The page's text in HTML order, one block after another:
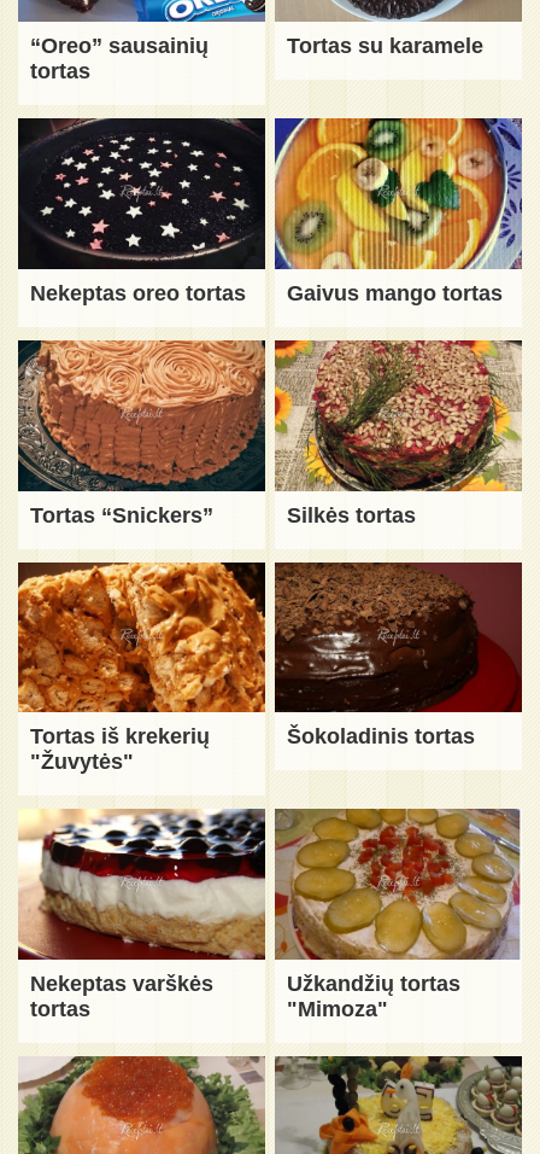
“Oreo” sausainių
tortas
Tortas su karamele
Nekeptas oreo tortas Gaivus mango tortas
Tortas “Snickers” Silkės tortas
Tortas iš krekerių
"Žuvytės"
Šokoladinis tortas
Nekeptas varškės
tortas
Užkandžių tortas
"Mimoza"